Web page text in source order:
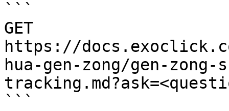
```
GET
https://
hua-gen-zong/gen-
```